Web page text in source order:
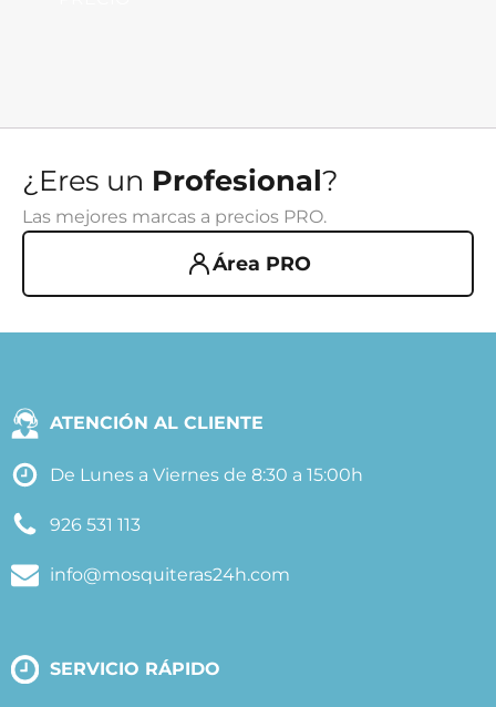
¿Eres un Profesional?
Las mejores marcas a precios PRO.
Área PRO
ATENCIÓN AL CLIENTE
De Lunes a Viernes de 8:30 a 15:00h
926 531 113
info@mosquiteras24h.com
SERVICIO RÁPIDO